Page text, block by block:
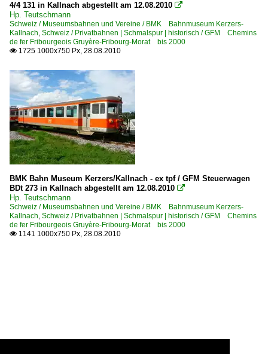
4/4 131 in Kallnach abgestellt am 12.08.2010 
Hp. Teutschmann
Schweiz / Museumsbahnen und Vereine / BMK Bahnmuseum Kerzers-
Kallnach, Schweiz / Privatbahnen | Schmalspur | historisch / GFM Chemins
de fer Fribourgeois Gruyère-Fribourg-Morat bis 2000
 1725 1000x750 Px, 28.08.2010
BMK Bahn Museum Kerzers/Kallnach - ex tpf / GFM Steuerwagen
BDt 273 in Kallnach abgestellt am 12.08.2010 
Hp. Teutschmann
Schweiz / Museumsbahnen und Vereine / BMK Bahnmuseum Kerzers-
Kallnach, Schweiz / Privatbahnen | Schmalspur | historisch / GFM Chemins
de fer Fribourgeois Gruyère-Fribourg-Morat bis 2000
 1141 1000x750 Px, 28.08.2010